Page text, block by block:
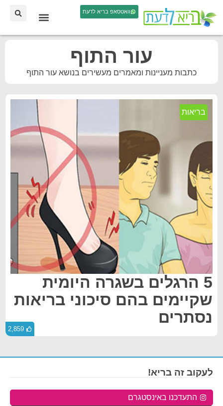
וואטסאפ בריא לדעת
עור התוף
כתבות מעניינות ומאמרים מעשירים בנושא עור התוף
בריאות
5 הרגלים בשגרה היומית
שקיימים בהם סיכוני בריאות
נסתרים
2,859
לעקוב זה בריא!
התעדכנו באינסטגרם